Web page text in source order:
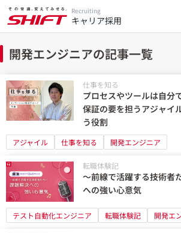
Recruiting
キャリア採用
開発エンジニアの記事一覧
仕事を知る
プロセスやツールは自分
保証の要を担うアジャイ
う役割
アジャイル 仕事を知る 開発エンジニア
転職体験記
～前線で活躍する技術者
への強い心意気
テスト自動化エンジニア 転職体験記 開発エ